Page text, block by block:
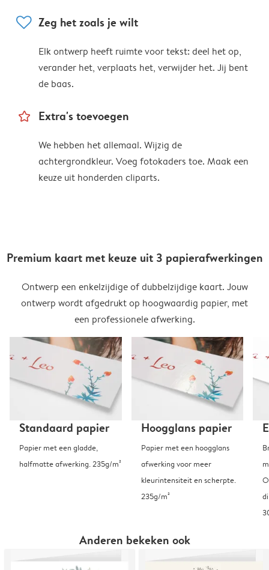
heart Zeg het zoals je wilt
Elk ontwerp heeft ruimte voor tekst: deel het op,
verander het, verplaats het, verwijder het. Jij bent
de baas.
star_outline Extra's toevoegen
We hebben het allemaal. Wijzig de
achtergrondkleur. Voeg fotokaders toe. Maak een
keuze uit honderden cliparts.
Premium kaart met keuze uit 3 papierafwerkingen
Ontwerp een enkelzijdige of dubbelzijdige kaart. Jouw
ontwerp wordt afgedrukt op hoogwaardig papier, met
een professionele afwerking.
Standaard papier
Papier met een gladde,
halfmatte afwerking. 235g/m²
Hoogglans papier
Papier met een hoogglans
afwerking voor meer
kleurintensiteit en scherpte.
235g/m²
Anderen bekeken ook